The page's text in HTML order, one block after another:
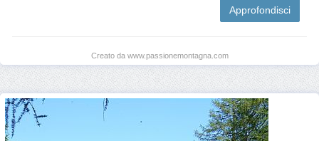
Approfondisci
Creato da www.passionemontagna.com